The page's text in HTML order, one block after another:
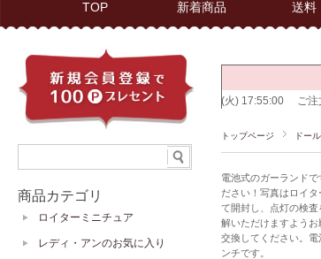
TOP 新着商品 送料
トップページ ドー
電池式のガーランド
ださい！写真はロイ
て開封し、点灯の検
解いただけますよう
交換してください。
ンチです。
商品カテゴリ
ロイターミニチュア
レディ・アンのお気に入り